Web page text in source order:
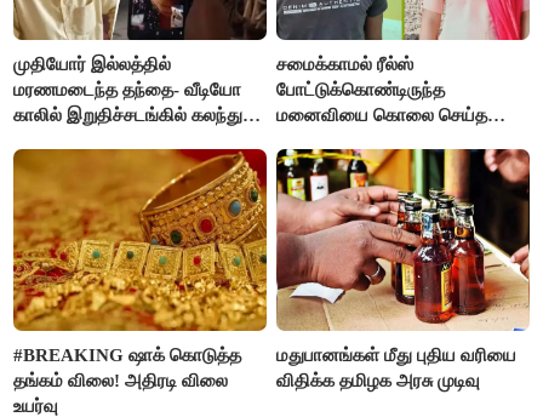
முதியோர் இல்லத்தில்
மரணமடைந்த தந்தை- வீடியோ
காலில் இறுதிச்சடங்கில் கலந்து
சமைக்காமல் ரீல்ஸ்
போட்டுக்கொண்டிருந்த
மனைவியை கொலை செய்த
#BREAKING ஷாக் கொடுத்த
தங்கம் விலை! அதிரடி விலை
உயர்வு
மதுபானங்கள் மீது புதிய வரியை
விதிக்க தமிழக அரசு முடிவு